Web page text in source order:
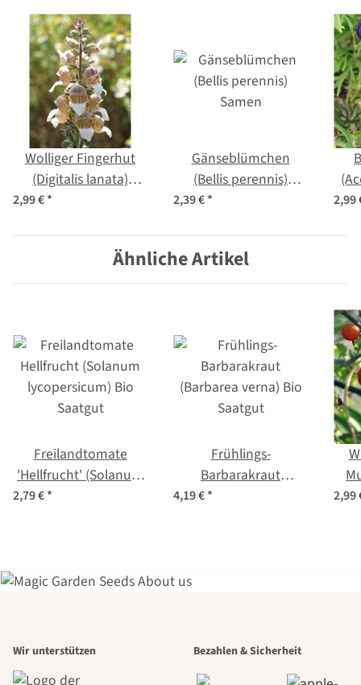
Wolliger Fingerhut
(Digitalis lanata)
2,99 €*
Gänseblümchen
(Bellis perennis)
2,39 €* 2,99
Ähnliche Artikel
Freilandtomate
'Hellfrucht' (Solanum
lycopersicum) Bio
2,79 €*
Frühlings-
Barbarakraut
(Barbarea verna) Bio
4,19 €* 2,99
schönsten
Wir unterstützen Bezahlen & Sicherheit